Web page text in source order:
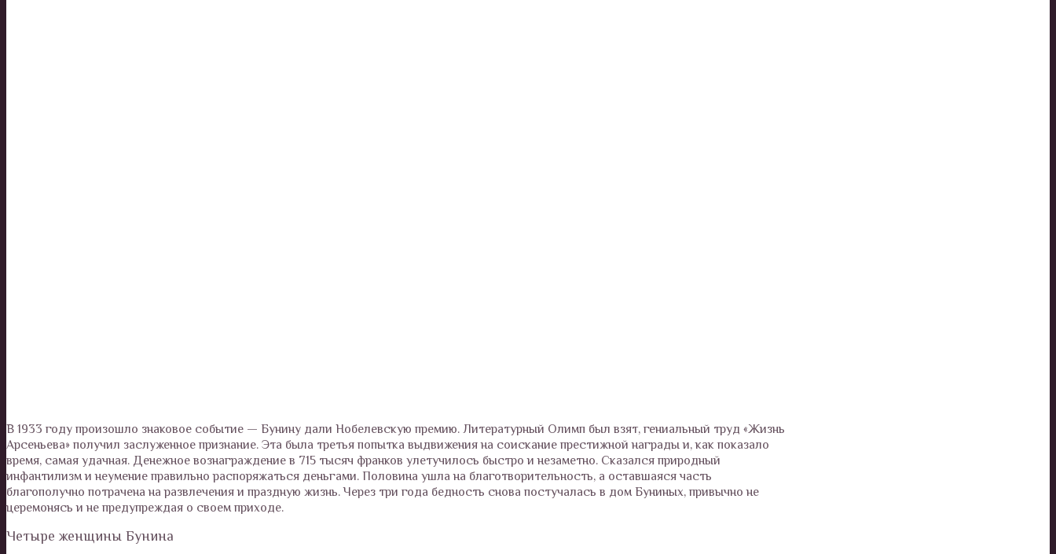
В 1933 году произошло знаковое событие — Бунину дали Нобелевскую премию. Литературный Олимп был взят, гениальный труд «Жизнь
Арсеньева» получил заслуженное признание. Эта была третья попытка выдвижения на соискание престижной награды и, как показало
время, самая удачная. Денежное вознаграждение в 715 тысяч франков улетучилось быстро и незаметно. Сказался природный
инфантилизм и неумение правильно распоряжаться деньгами. Половина ушла на благотворительность, а оставшаяся часть
благополучно потрачена на развлечения и праздную жизнь. Через три года бедность снова постучалась в дом Буниных, привычно не
церемонясь и не предупреждая о своем приходе.
Четыре женщины Бунина